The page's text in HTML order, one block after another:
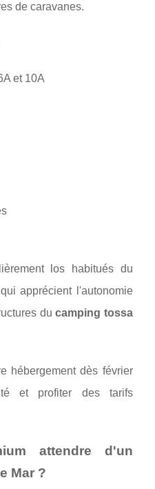
de caravanes.
et 10A
los habitués du
apprécient l'autonomie
ducamping tossa
hébergement dès février
et profiter des tarifs
attendre d'un
Mar ?